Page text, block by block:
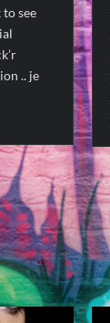
see
.. je